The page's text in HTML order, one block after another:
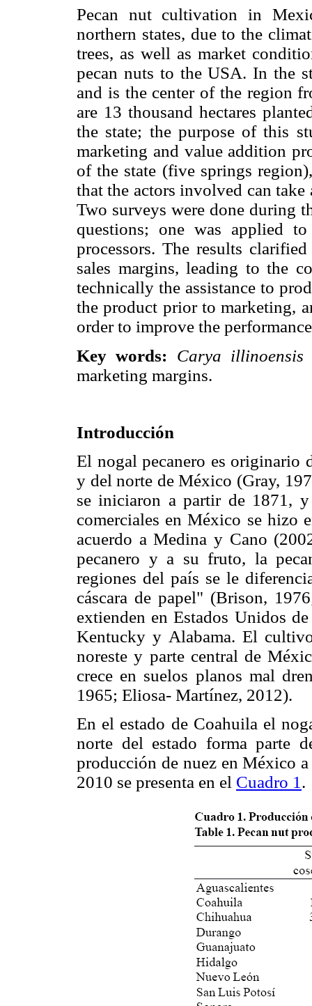
Pecan nut cultivation in
northern states, due to the
trees, as well as market
pecan nuts to the USA. In the
and is the center of the region
are 13 thousand hectares
the state; the purpose of this
marketing and value addition
of the state (five springs
that the actors involved can
Two surveys were done during
questions; one was applied
processors. The results
sales margins, leading to the
technically the assistance to
the product prior to marketing,
order to improve the
Key words:
Carya illinoensis
marketing margins.
Introducción
El nogal pecanero es originario
y del norte de México (Gray,
se iniciaron a partir de 1871,
comerciales en México se hizo
acuerdo a Medina y Cano
pecanero y a su fruto, la
regiones del país se le
cáscara de papel" (Brison,
extienden en Estados Unidos
Kentucky y Alabama. El
noreste y parte central de
crece en suelos planos mal
1965; Eliosa- Martínez, 2012).
En el estado de Coahuila el
norte del estado forma parte
producción de nuez en México
2010 se presenta en el Cuadro 1.